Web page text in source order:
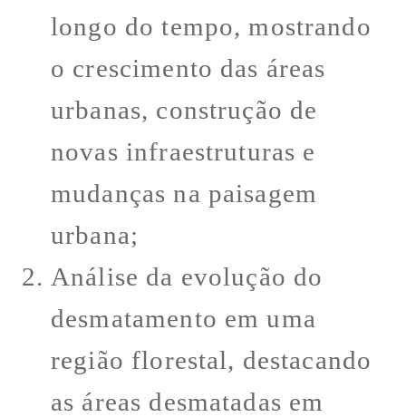
longo do tempo, mostrando
o crescimento das áreas
urbanas, construção de
novas infraestruturas e
mudanças na paisagem
urbana;
Análise da evolução do
desmatamento em uma
região florestal, destacando
as áreas desmatadas em